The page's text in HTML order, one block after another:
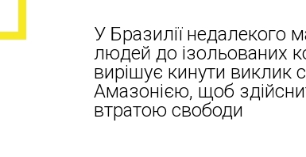
У Бразилії недалекого
людей до ізольованих
вирішує кинути виклик
Амазонією, щоб
втратою свободи